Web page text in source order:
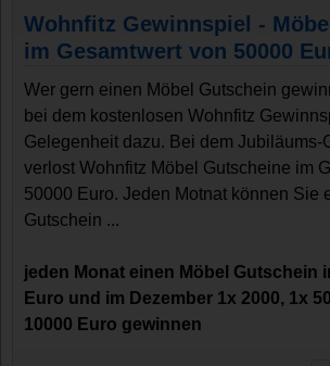
Wohnfitz Gewinnspiel -
im Gesamtwert von 50000
Wer gern einen Möbel Gutschein
bei dem kostenlosen Wohnfitz
Gelegenheit dazu. Bei dem Jubiläums-
verlost Wohnfitz Möbel Gutscheine im
50000 Euro. Jeden Motnat können Sie
Gutschein ...
jeden Monat einen Möbel Gutschein
Euro und im Dezember 1x 2000, 1x
10000 Euro gewinnen